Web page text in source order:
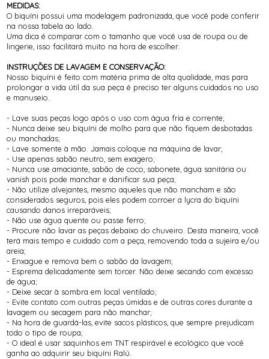
MEDIDAS:
O biquíni possui uma modelagem padronizada, que você pode conferir
na nossa tabela ao lado.
Uma dica é comparar com o tamanho que você usa de roupa ou de
lingerie, isso facilitará muito na hora de escolher.
INSTRUÇÕES DE LAVAGEM E CONSERVAÇÃO:
Nosso biquíni é feito com matéria prima de alta qualidade, mas para
prolongar a vida útil da sua peça é preciso ter alguns cuidados no uso
e manuseio.
- Lave suas peças logo após o uso com água fria e corrente;
- Nunca deixe seu biquíni de molho para que não fiquem desbotadas
ou manchadas;
- Lave somente à mão. Jamais coloque na máquina de lavar;
- Use apenas sabão neutro, sem exagero;
- Nunca use amaciante, sabão de coco, sabonete, água sanitária ou
vanish pois pode manchar e danificar sua peça;
- Não utilize alvejantes, mesmo aqueles que não mancham e são
considerados seguros, pois eles podem corroer a lycra do biquíni
causando danos irreparáveis;
- Não use água quente ou passe ferro;
- Procure não lavar as peças debaixo do chuveiro. Desta maneira, você
terá mais tempo e cuidado com a peça, removendo toda a sujeira e/ou
areia;
- Enxague e remova bem o sabão da lavagem;
- Esprema delicadamente sem torcer. Não deixe secando com excesso
de água;
- Deixe secar à sombra em local ventilado;
- Evite contato com outras peças úmidas e de outras cores durante a
lavagem ou secagem para não manchar;
- Na hora de guardá-las, evite sacos plásticos, que sempre prejudicam
todo o tipo de roupa;
- O ideal é usar saquinhos em TNT respirável e ecológico que você
ganha ao adquirir seu biquíni Ralú.